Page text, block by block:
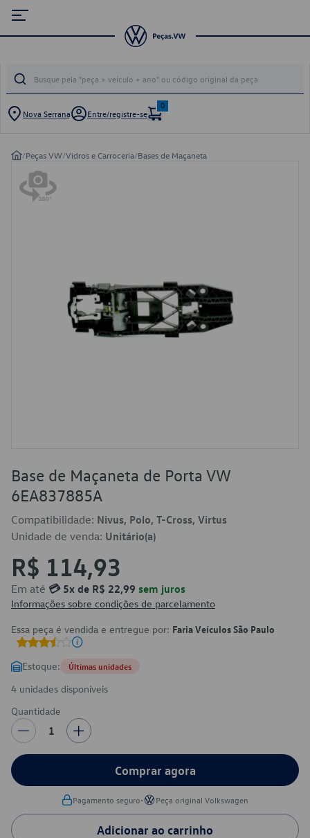
Nova Serrana Entre/registre-se
0
/Peças VW/Vidros e Carroceria/Bases de Maçaneta
Base de Maçaneta de Porta VW
6EA837885A
Compatibilidade: Nivus, Polo, T-Cross, Virtus
Unidade de venda: Unitário(a)
R$ 114,93
Em até 💳 5x de R$ 22,99 sem juros
Informações sobre condições de parcelamento
Essa peça é vendida e entregue por: Faria Veículos São Paulo
Estoque: Últimas unidades
4 unidades disponíveis
Quantidade
1
Comprar agora
Pagamento seguro• Peça original Volkswagen
Adicionar ao carrinho